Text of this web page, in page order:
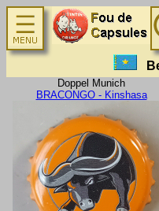
Doppel Munich
BRACONGO - Kinshasa